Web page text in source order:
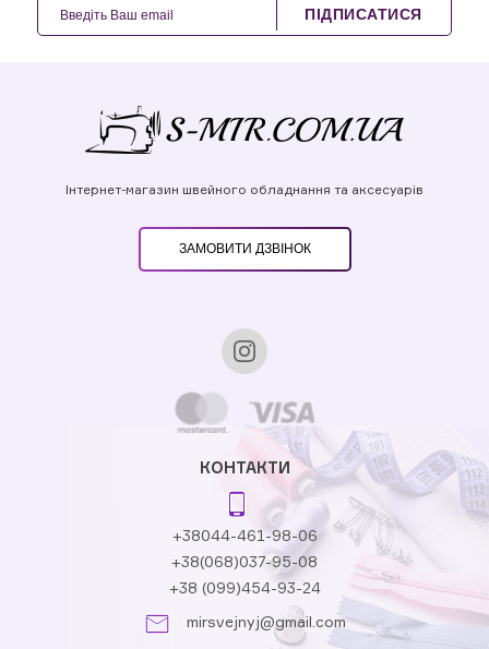
ПІДПИСАТИСЯ
Інтернет-магазин швейного обладнання та аксесуарів
ЗАМОВИТИ ДЗВІНОК
КОНТАКТИ
+38044-461-98-06
+38(068)037-95-08
+38 (099)454-93-24
mirsvejnyj@gmail.com